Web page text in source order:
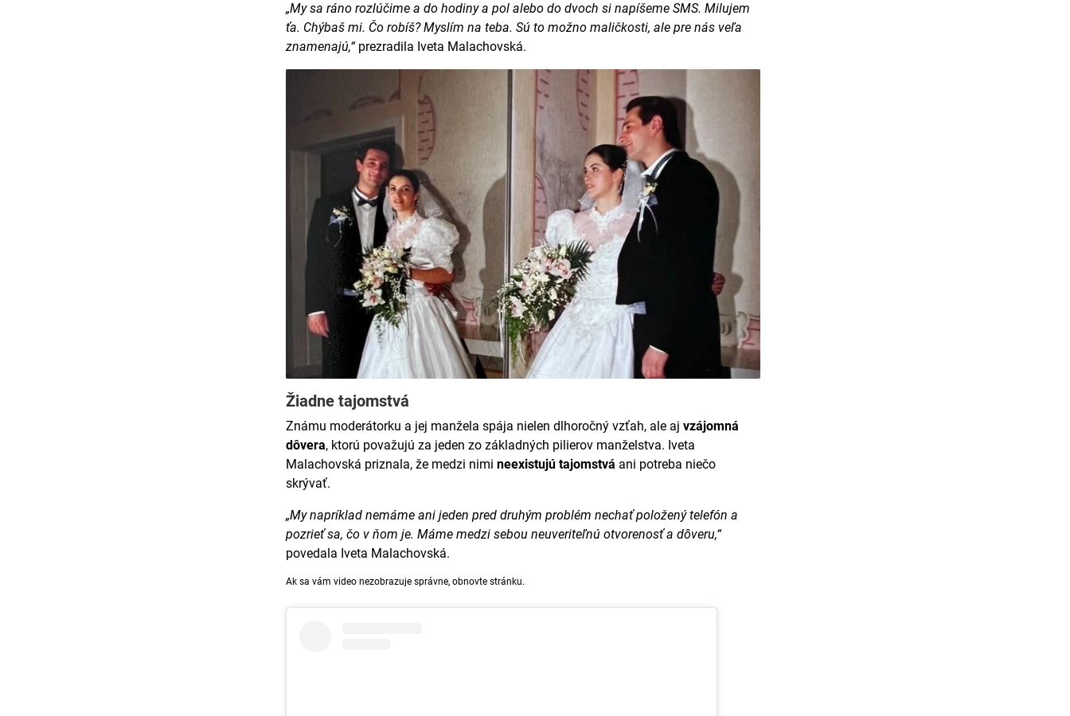
„My sa ráno rozlúčime a do hodiny a pol alebo do dvoch si napíšeme SMS. Milujem
ťa. Chýbaš mi. Čo robíš? Myslím na teba. Sú to možno maličkosti, ale pre nás veľa
znamenajú,“prezradila Iveta Malachovská.
Žiadne tajomstvá
Známu moderátorku a jej manžela spája nielen dlhoročný vzťah, ale aj vzájomná
dôvera, ktorú považujú za jeden zo základných pilierov manželstva. Iveta
Malachovská priznala, že medzi nimi neexistujú tajomstvá ani potreba niečo
skrývať.
„My napríklad nemáme ani jeden pred druhým problém nechať položený telefón a
pozrieť sa, čo v ňom je. Máme medzi sebou neuveriteľnú otvorenosť a dôveru,“
povedala Iveta Malachovská.
Ak sa vám video nezobrazuje správne, obnovte stránku.